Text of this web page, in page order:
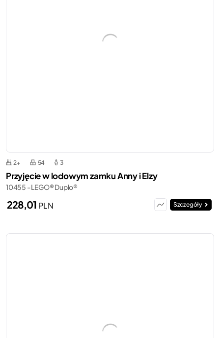
2+ 54 3
Przyjęcie w lodowym zamku Anny i Elzy
10455 - LEGO® Duplo®
228,01 PLN Szczegóły